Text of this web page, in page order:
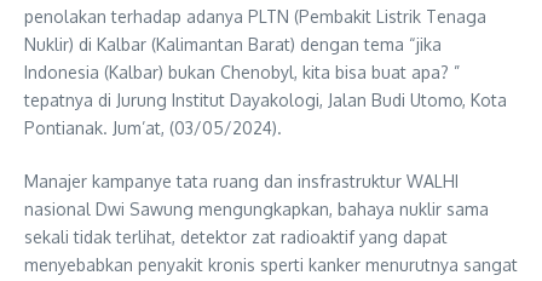
penolakan terhadap adanya PLTN (Pembakit Listrik Tenaga
Nuklir) di Kalbar (Kalimantan Barat) dengan tema “jika
Indonesia (Kalbar) bukan Chenobyl, kita bisa buat apa? ”
tepatnya di Jurung Institut Dayakologi, Jalan Budi Utomo, Kota
Pontianak. Jum’at, (03/05/2024).
Manajer kampanye tata ruang dan insfrastruktur WALHI
nasional Dwi Sawung mengungkapkan, bahaya nuklir sama
sekali tidak terlihat, detektor zat radioaktif yang dapat
menyebabkan penyakit kronis sperti kanker menurutnya sangat